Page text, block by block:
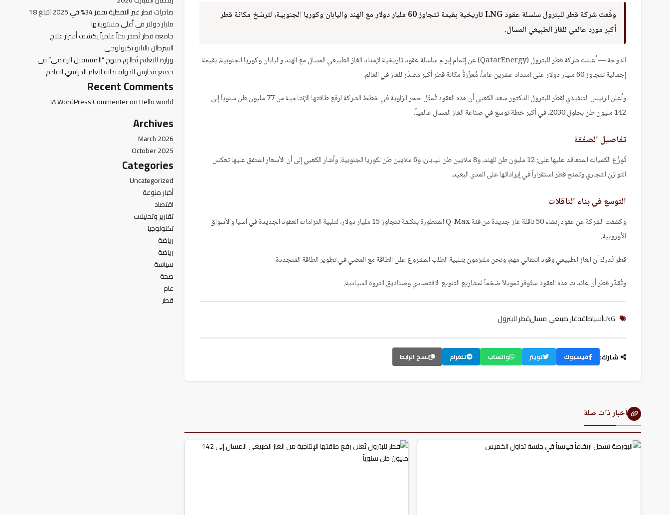
Hacklink panel
Hacklink panel
Hacklink panel
Hacklink satın al
Hacklink panel
Hacklink panel
Hacklink panel
Hacklink panel
Hacklink panel
Hacklink panel
Hacklink panel
Hacklink panel
Hacklink panel
Hacklink panel
Hacklink panel
Hacklink panel
Hacklink panel
Hacklink
Hacklink
Hacklink Panel
Masal oku
Masal Oku
Hacklink
Hacklink panel
Hacklink panel
وقّعت شركة قطر للبترول سلسلة عقود LNG تاريخية بقيمة تتجاوز 60 مليار دولار مع الهند واليابان وكوريا الجنوبية، لترسّخ مكانة قطر
أكبر مورد عالمي للغاز الطبيعي المسال.
الدوحة — أعلنت شركة قطر للبترول (QatarEnergy) عن إتمام إبرام سلسلة عقود تاريخية لإمداد الغاز الطبيعي المسال مع الهند واليابان وكوريا الجنوبية، بقيمة
إجمالية تتجاوز 60 مليار دولار على امتداد عشرين عاماً، مُعزِّزةً مكانة قطر أكبر مصدّر للغاز في العالم.
وأعلن الرئيس التنفيذي لقطر للبترول الدكتور سعد الكعبي أن هذه العقود تُمثّل حجر الزاوية في خطط الشركة لرفع طاقتها الإنتاجية من 77 مليون طن سنوياً إلى
142 مليون طن بحلول 2030، في أكبر خطة توسع في صناعة الغاز المسال عالمياً.
تفاصيل الصفقة
تُوزَّع الكميات المتعاقد عليها على: 12 مليون طن للهند، و8 ملايين طن لليابان، و6 ملايين طن لكوريا الجنوبية. وأشار الكعبي إلى أن الأسعار المتفق عليها تعكس
التوازن التجاري وتمنح قطر استقراراً في إيراداتها على المدى البعيد.
التوسع في بناء الناقلات
وكشفت الشركة عن عقود إنشاء 50 ناقلة غاز جديدة من فئة Q-Max المتطورة بتكلفة تتجاوز 15 مليار دولار، لتلبية التزامات العقود الجديدة في آسيا والأسواق
الأوروبية.
قطر تُدرك أن الغاز الطبيعي وقود انتقالي مهم، ونحن ملتزمون بتلبية الطلب المشروع على الطاقة مع المضي في تطوير الطاقة المتجددة.
وتُقدّر قطر أن عائدات هذه العقود ستُوفر تمويلاً ضخماً لمشاريع التنويع الاقتصادي وصناديق الثروة السيادية.
LNGآسياطاقةغاز طبيعي مسالقطر للبترول
شارك: فيسبوك تويتر واتساب تلغرام نسخ الرابط
أخبار ذات صلة
صادرات قطر غير النفطية تقفز 34% في 2025 لتبلغ 18
مليار دولار في أعلى مستوياتها
جامعة قطر تُصدر بحثاً علمياً يكشف أسرار علاج
السرطان بالنانو تكنولوجي
وزارة التعليم تُطلق منهج “المستقبل الرقمي” في
جميع مدارس الدولة بداية العام الدراسي القادم
Recent Comments
A WordPress CommenteronHello world!
Archives
March 2026
October 2025
Categories
Uncategorized
أخبار منوعة
اقتصاد
تقارير وتحليلات
تكنولوجيا
رياضة
رياضة
سياسة
صحة
عام
قطر